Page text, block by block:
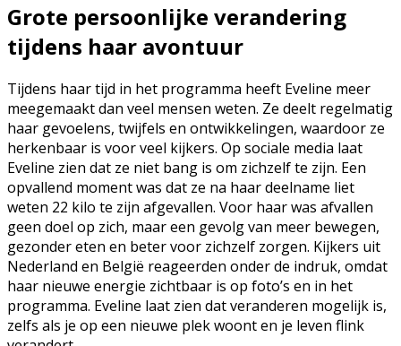
Grote persoonlijke verandering
tijdens haar avontuur
Tijdens haar tijd in het programma heeft Eveline meer
meegemaakt dan veel mensen weten. Ze deelt regelmatig
haar gevoelens, twijfels en ontwikkelingen, waardoor ze
herkenbaar is voor veel kijkers. Op sociale media laat
Eveline zien dat ze niet bang is om zichzelf te zijn. Een
opvallend moment was dat ze na haar deelname liet
weten 22 kilo te zijn afgevallen. Voor haar was afvallen
geen doel op zich, maar een gevolg van meer bewegen,
gezonder eten en beter voor zichzelf zorgen. Kijkers uit
Nederland en België reageerden onder de indruk, omdat
haar nieuwe energie zichtbaar is op foto’s en in het
programma. Eveline laat zien dat veranderen mogelijk is,
zelfs als je op een nieuwe plek woont en je leven flink